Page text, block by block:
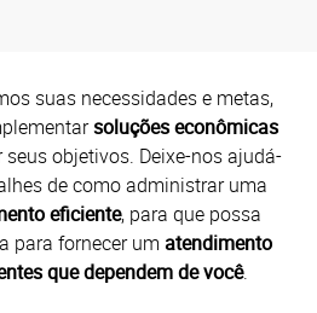
suas necessidades e metas,
soluções econômicas
objetivos. Deixe-nos ajudá-
de como administrar uma
eficiente, para que possa
para fornecer um atendimento
que dependem de você.